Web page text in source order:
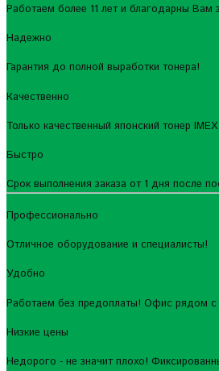
Работаем более 11 лет и благодарны Вам
Надежно
Гарантия до полной выработки тонера!
Качественно
Только качественный японский тонер
Быстро
Срок выполнения заказа от 1 дня после
Профессионально
Отличное оборудование и специалисты!
Удобно
Работаем без предоплаты! Офис рядом с
Низкие цены
Недорого - не значит плохо!